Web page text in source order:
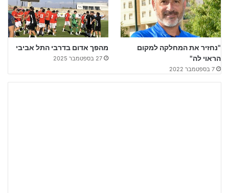
"נחזיר את המחלקה למקום
הראוי לה"
7 בספטמבר 2022
מהפך אדום בדרבי התל אביבי
27 בספטמבר 2025